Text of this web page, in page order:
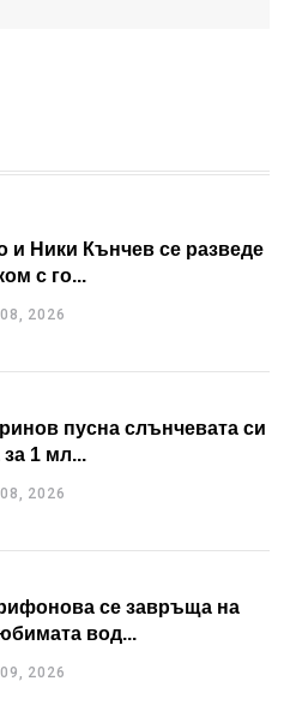
и Ники Кънчев се разведе
с го...
2026
пусна слънчевата си
1 мл...
2026
се завръща на
вод...
2026